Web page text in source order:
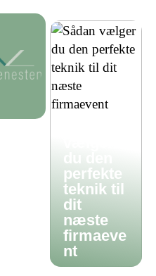
perfekte
teknik til
dit
næste
firmaeve
nt